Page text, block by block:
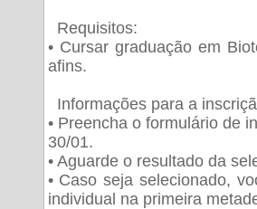
Requisitos:
• Cursar graduação em
afins.
Informações para a
• Preencha o formulário de
30/01.
• Aguarde o resultado da
• Caso seja selecionado,
individual na primeira